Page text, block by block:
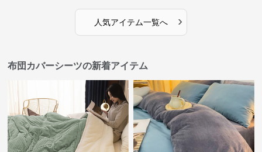
人気アイテム一覧へ ›
布団カバーシーツの新着アイテム